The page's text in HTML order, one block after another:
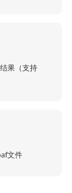
果（支持
文件